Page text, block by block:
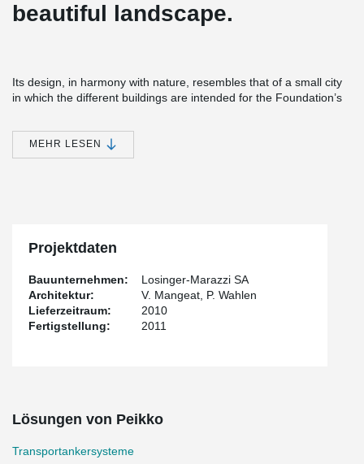
beautiful landscape.
Its design, in harmony with nature, resembles that of a small city
in which the different buildings are intended for the Foundation’s
host writers in residence, a dining room, a lounge for relaxation, a
vast library for documentation, an adaptable space for exhibitions
and an auditorium for performances of all types. Maison de
MEHR LESEN
Projektdaten
Bauunternehmen:
Losinger-Marazzi SA
Architektur:
V. Mangeat, P. Wahlen
Lieferzeitraum:
2010
Fertigstellung:
2011
Lösungen von Peikko
Transportankersysteme